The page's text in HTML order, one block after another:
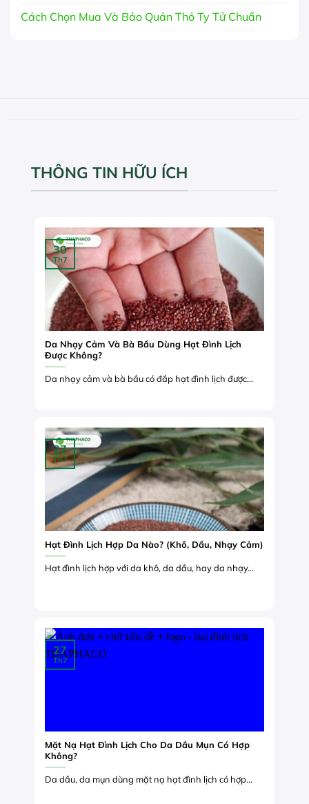
Cách Chọn Mua Và Bảo Quản Thỏ Ty Tử Chuẩn
THÔNG TIN HỮU ÍCH
Da Nhạy Cảm Và Bà Bầu Dùng Hạt Đình Lịch
Được Không?
Da nhạy cảm và bà bầu có đắp hạt đình lịch được...
30
Th7
Hạt Đình Lịch Hợp Da Nào? (Khô, Dầu, Nhạy Cảm)
Hạt đình lịch hợp với da khô, da dầu, hay da nhạy...
27
Th7
Mặt Nạ Hạt Đình Lịch Cho Da Dầu Mụn Có Hợp
Không?
Da dầu, da mụn dùng mặt nạ hạt đình lịch có hợp...
27
Th7